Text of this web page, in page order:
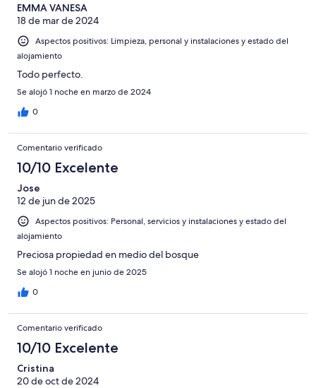
EMMA VANESA
18 de mar de 2024
Aspectos positivos: Limpieza, personal y instalaciones y estado del
alojamiento
Todo perfecto.
Se alojó 1 noche en marzo de 2024
0
Comentario verificado
10/10 Excelente
Jose
12 de jun de 2025
Aspectos positivos: Personal, servicios y instalaciones y estado del
alojamiento
Preciosa propiedad en medio del bosque
Se alojó 1 noche en junio de 2025
0
Comentario verificado
10/10 Excelente
Cristina
20 de oct de 2024